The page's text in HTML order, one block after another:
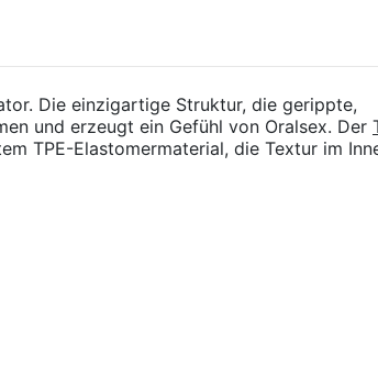
Die einzigartige Struktur, die gerippte,
und erzeugt ein Gefühl von Oralsex. Der
TPE-Elastomermaterial, die Textur im